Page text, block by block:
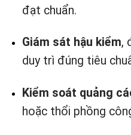
đạt chuẩn.
Giám sát hậu kiểm,
duy trì đúng tiêu
Kiểm soát quảng
hoặc thổi phồng